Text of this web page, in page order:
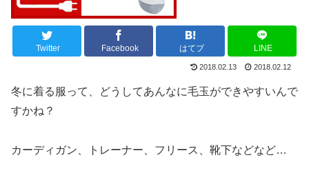
Twitter Facebook はてブ LINE
2018.02.13 2018.02.12
冬に着る服って、どうしてあんなに毛玉ができやすいんで
すかね？
カーディガン、トレーナー、フリース、靴下などなど…